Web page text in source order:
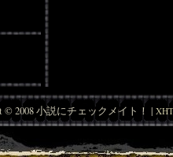
© 2008 小説にチェックメイト！ |